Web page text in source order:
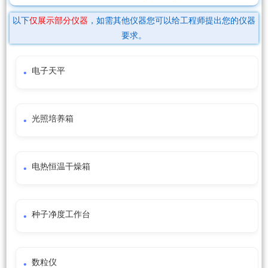
以下仅展示部分仪器 ，如需其他仪器您可以给工程师提出您的仪器
要求。
电子天平
光照培养箱
电热恒温干燥箱
种子净度工作台
数粒仪